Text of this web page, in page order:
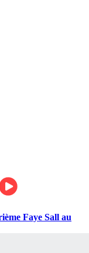
Faye Sall au